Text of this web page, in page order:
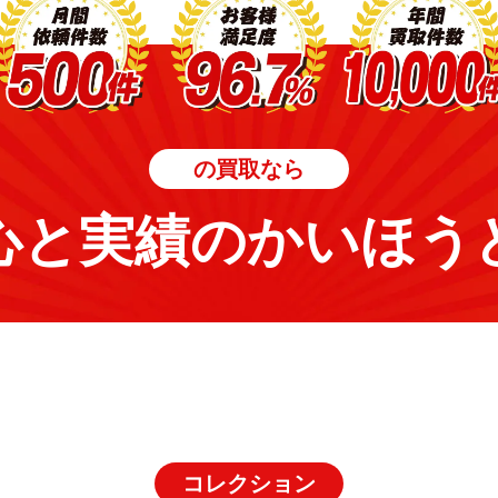
の買取なら
と実績のかいほう
コレクション